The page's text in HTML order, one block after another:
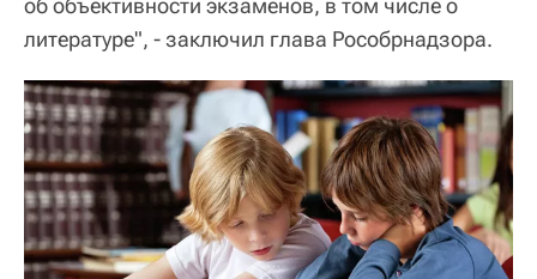
об объективности экзаменов, в том числе о
литературе", - заключил глава Рособрнадзора.